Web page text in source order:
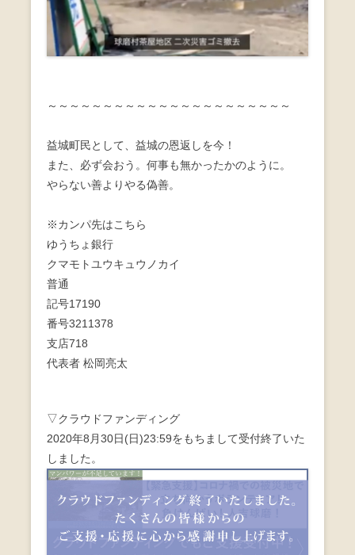
～～～～～～～～～～～～～～～～～～～～～～
益城町民として、益城の恩返しを今！
また、必ず会おう。何事も無かったかのように。
やらない善よりやる偽善。
※カンパ先はこちら
ゆうちょ銀行
クマモトユウキュウノカイ
普通
記号17190
番号3211378
支店718
代表者 松岡亮太
▽クラウドファンディング
2020年8月30日(日)23:59をもちまして受付終了いた
しました。